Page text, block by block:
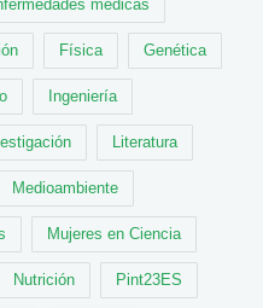
médicas
Física Genética
Ingeniería
Literatura
Medioambiente
Mujeres en Ciencia
Nutrición Pint23ES